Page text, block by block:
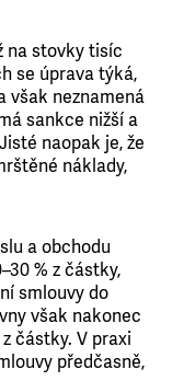
na stovky tisíc
se úprava týká,
však neznamená
sankce nižší a
naopak je, že
náklady,
a obchodu
% z částky,
smlouvy do
však nakonec
částky. V praxi
předčasně,